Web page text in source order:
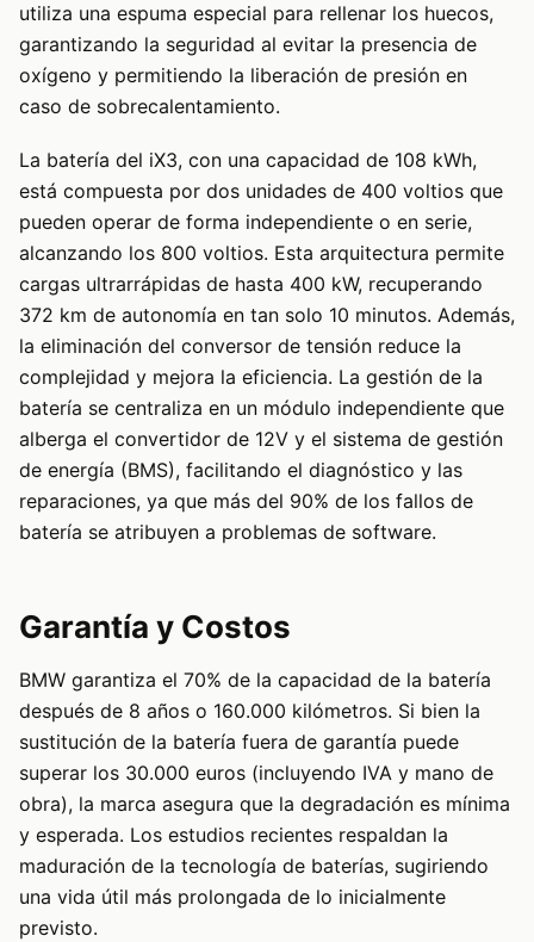
utiliza una espuma especial para rellenar los huecos,
garantizando la seguridad al evitar la presencia de
oxígeno y permitiendo la liberación de presión en
caso de sobrecalentamiento.
La batería del iX3, con una capacidad de 108 kWh,
está compuesta por dos unidades de 400 voltios que
pueden operar de forma independiente o en serie,
alcanzando los 800 voltios. Esta arquitectura permite
cargas ultrarrápidas de hasta 400 kW, recuperando
372 km de autonomía en tan solo 10 minutos. Además,
la eliminación del conversor de tensión reduce la
complejidad y mejora la eficiencia. La gestión de la
batería se centraliza en un módulo independiente que
alberga el convertidor de 12V y el sistema de gestión
de energía (BMS), facilitando el diagnóstico y las
reparaciones, ya que más del 90% de los fallos de
batería se atribuyen a problemas de software.
Garantía y Costos
BMW garantiza el 70% de la capacidad de la batería
después de 8 años o 160.000 kilómetros. Si bien la
sustitución de la batería fuera de garantía puede
superar los 30.000 euros (incluyendo IVA y mano de
obra), la marca asegura que la degradación es mínima
y esperada. Los estudios recientes respaldan la
maduración de la tecnología de baterías, sugiriendo
una vida útil más prolongada de lo inicialmente
previsto.